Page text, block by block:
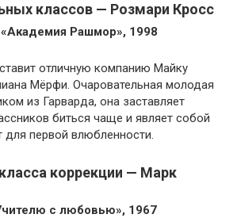
классов — Розмари Кросс
Рашмор», 1998
отличную компанию Майку
Мёрфи. Очаровательная молодая
из Гарварда, она заставляет
биться чаще и являет собой
первой влюбленности.
коррекции — Марк
с любовью», 1967